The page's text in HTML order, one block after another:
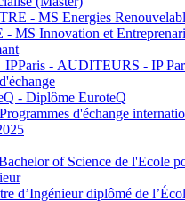
- MS Energies
- MS Innovation et
- AUDITEURS - IP
- Diplôme EuroteQ
d'échange
of Science de l'Ecole
d’Ingénieur diplômé de